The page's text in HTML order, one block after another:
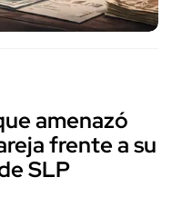
amenazó
frente a su
SLP